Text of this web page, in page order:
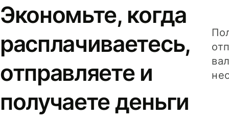
Экономьте, когда
расплачиваетесь,
отправляете и
получаете деньги